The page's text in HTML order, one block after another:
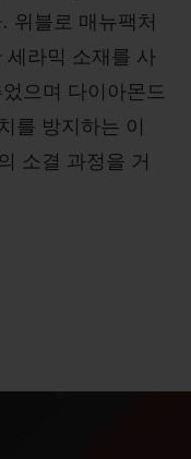
위블로 매뉴팩처
세라믹 소재를 사
으며 다이아몬드
를 방지하는 이
소결 과정을 거